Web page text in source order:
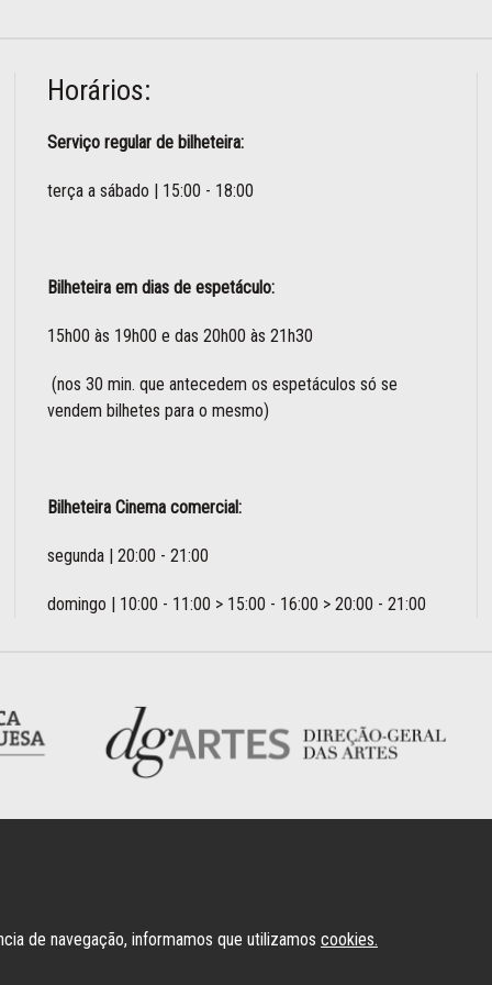
de navegação, informamos que utilizamos cookies.
Horários:
Serviço regular de bilheteira:
terça a sábado | 15:00 - 18:00
Bilheteira em dias de espetáculo:
15h00 às 19h00 e das 20h00 às 21h30
(nos 30 min. que antecedem os espetáculos só se
vendem bilhetes para o mesmo)
Bilheteira Cinema comercial:
segunda | 20:00 - 21:00
domingo | 10:00 - 11:00 > 15:00 - 16:00 > 20:00 - 21:00